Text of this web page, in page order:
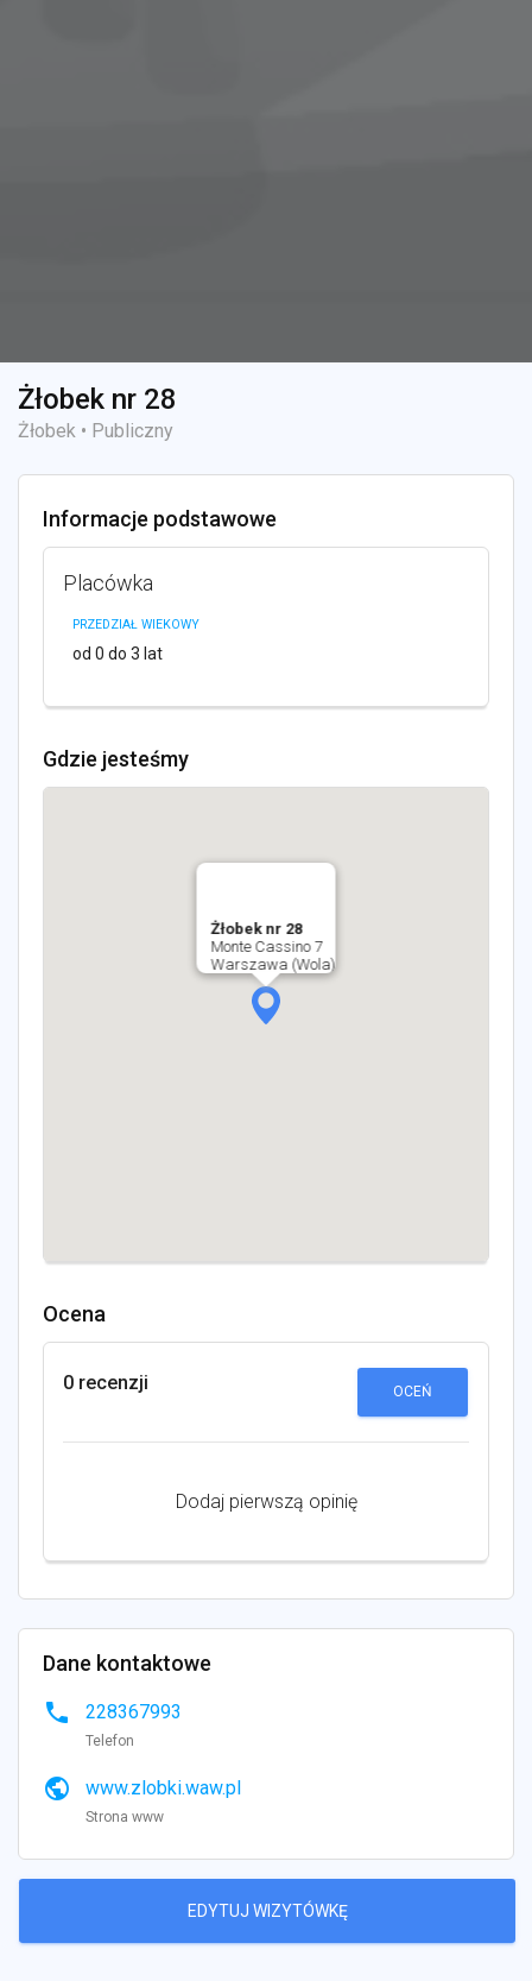
Żłobek nr 28
Żłobek • Publiczny
Informacje podstawowe
Placówka
PRZEDZIAŁ WIEKOWY
od 0 do 3 lat
Gdzie jesteśmy
Żłobek nr 28
Monte Cassino 7
Warszawa (Wola)
Ocena
0 recenzji OCEŃ
Dodaj pierwszą opinię
Dane kontaktowe
phone 228367993
Telefon
public www.zlobki.waw.pl
Strona www
EDYTUJ WIZYTÓWKĘ